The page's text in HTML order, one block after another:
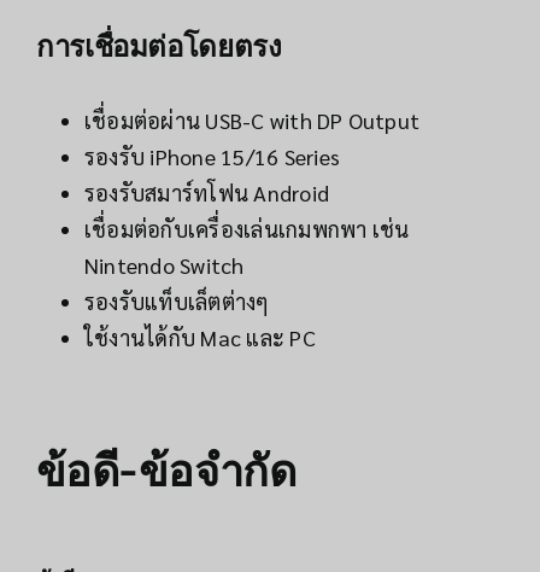
การเชื่อมต่อโดยตรง
เชื่อมต่อผ่าน USB-C with DP Output
รองรับ iPhone 15/16 Series
รองรับสมาร์ทโฟน Android
เชื่อมต่อกับเครื่องเล่นเกมพกพา เช่น
Nintendo Switch
รองรับแท็บเล็ตต่างๆ
ใช้งานได้กับ Mac และ PC
ข้อดี-ข้อจำกัด